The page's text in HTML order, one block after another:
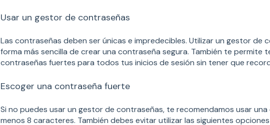
Usar un gestor de contraseñas
Las contraseñas deben ser únicas e impredecibles. Utilizar un gestor de
forma más sencilla de crear una contraseña segura. También te permite
contraseñas fuertes para todos tus inicios de sesión sin tener que
Escoger una contraseña fuerte
Si no puedes usar un gestor de contraseñas, te recomendamos usar
menos 8 caracteres. También debes evitar utilizar las siguientes